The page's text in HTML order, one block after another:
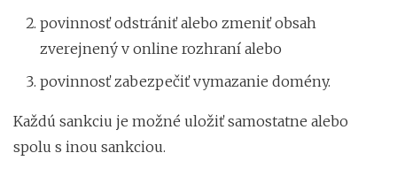
povinnosť odstrániť alebo zmeniť obsah
zverejnený v online rozhraní alebo
povinnosť zabezpečiť vymazanie domény.
Každú sankciu je možné uložiť samostatne alebo
spolu s inou sankciou.